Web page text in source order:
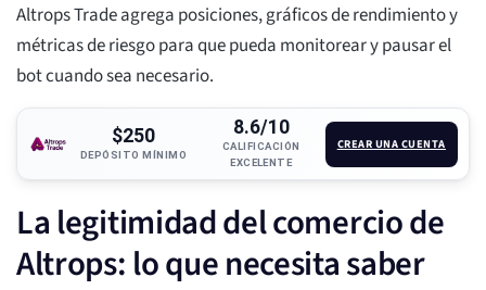
Altrops Trade agrega posiciones, gráficos de rendimiento y
métricas de riesgo para que pueda monitorear y pausar el
bot cuando sea necesario.
$250
DEPÓSITO MÍNIMO
8.6/10
CALIFICACIÓN
EXCELENTE
CREAR UNA CUENTA
La legitimidad del comercio de
Altrops: lo que necesita saber